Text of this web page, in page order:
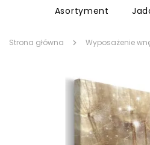
Asortyment
Strona główna Wyposażenie